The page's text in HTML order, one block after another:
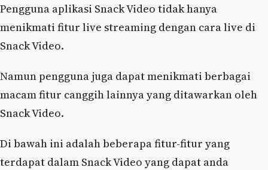
Pengguna aplikasi Snack Video tidak hanya
menikmati fitur live streaming dengan cara live di
Snack Video.
Namun pengguna juga dapat menikmati berbagai
macam fitur canggih lainnya yang ditawarkan oleh
Snack Video.
Di bawah ini adalah beberapa fitur-fitur yang
terdapat dalam Snack Video yang dapat anda